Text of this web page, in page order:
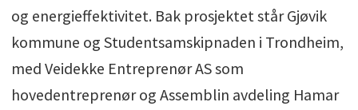
og energieffektivitet. Bak prosjektet står Gjøvik
kommune og Studentsamskipnaden i Trondheim,
med Veidekke Entreprenør AS som
hovedentreprenør og Assemblin avdeling Hamar